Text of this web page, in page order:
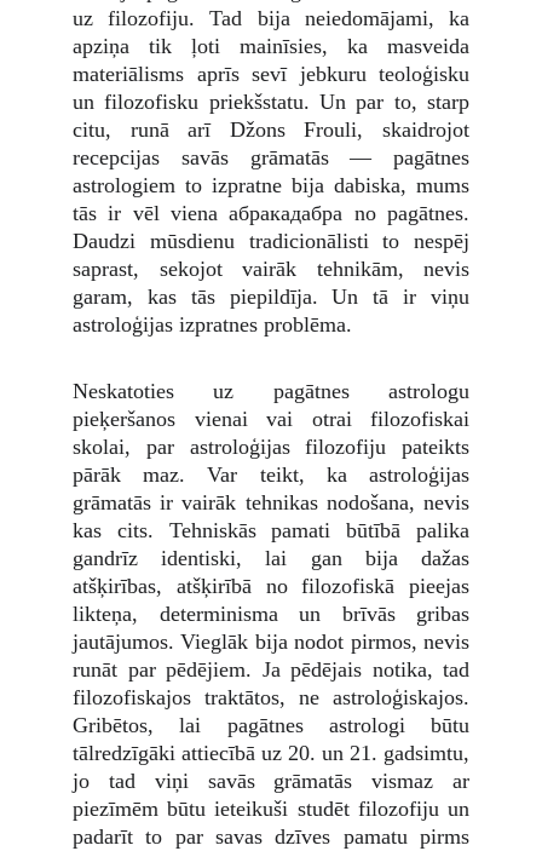
uz filozofiju. Tad bija neiedomājami, ka
apziņa tik ļoti mainīsies, ka masveida
materiālisms aprīs sevī jebkuru teoloģisku
un filozofisku priekšstatu. Un par to, starp
citu, runā arī Džons Frouli, skaidrojot
recepcijas savās grāmatās — pagātnes
astrologiem to izpratne bija dabiska, mums
tās ir vēl viena aбракадабра no pagātnes.
Daudzi mūsdienu tradicionālisti to nespēj
saprast, sekojot vairāk tehnikām, nevis
garam, kas tās piepildīja. Un tā ir viņu
astroloģijas izpratnes problēma.
Neskatoties uz pagātnes astrologu
pieķeršanos vienai vai otrai filozofiskai
skolai, par astroloģijas filozofiju pateikts
pārāk maz. Var teikt, ka astroloģijas
grāmatās ir vairāk tehnikas nodošana, nevis
kas cits. Tehniskās pamati būtībā palika
gandrīz identiski, lai gan bija dažas
atšķirības, atšķirībā no filozofiskā pieejas
likteņa, determinisma un brīvās gribas
jautājumos. Vieglāk bija nodot pirmos, nevis
runāt par pēdējiem. Ja pēdējais notika, tad
filozofiskajos traktātos, ne astroloģiskajos.
Gribētos, lai pagātnes astrologi būtu
tālredzīgāki attiecībā uz 20. un 21. gadsimtu,
jo tad viņi savās grāmatās vismaz ar
piezīmēm būtu ieteikuši studēt filozofiju un
padarīt to par savas dzīves pamatu pirms